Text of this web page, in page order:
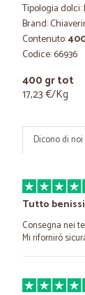
Tipologia
Brand:
Contenuto:
Codice: 66936
400 gr tot
17,23 €/Kg
Dicono di noi
Tutto
Consegna nei
Mi riforniró